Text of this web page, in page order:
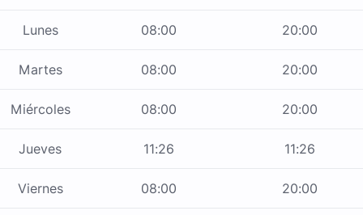
Lunes 08:00 20:00
Martes 08:00 20:00
Miércoles 08:00 20:00
Jueves 11:26 11:26
Viernes 08:00 20:00